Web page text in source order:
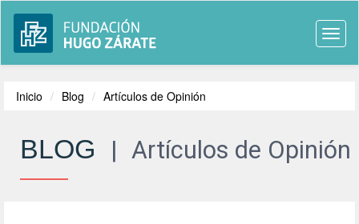
Inicio Blog Artículos de Opinión
BLOG | Artículos de Opinión